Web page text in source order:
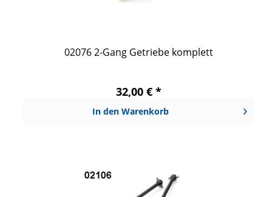
02076 2-Gang Getriebe komplett
32,00 € *
In den Warenkorb